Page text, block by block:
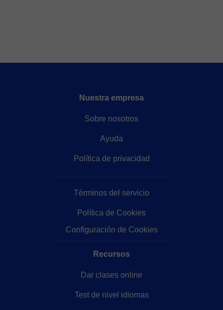
Nuestra empresa
Sobre nosotros
Ayuda
Política de privacidad
Términos del servicio
Política de Cookies
Configuración de Cookies
Recursos
Dar clases online
Test de nivel idiomas